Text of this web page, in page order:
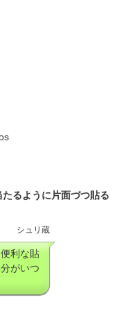
るように片面づつ貼る
シュリ蔵
利な貼
がいつ